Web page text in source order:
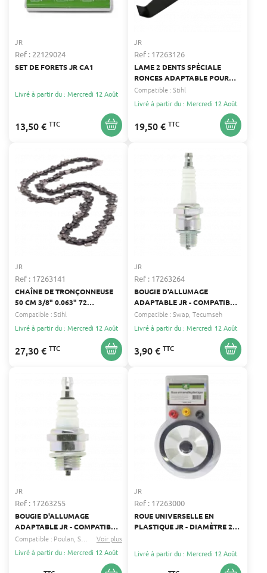
JR
Ref : 22129024
SET DE FORETS JR CA1
Livré à partir du : Mercredi 12 Août
13,50 € TTC
JR
Ref : 17263126
LAME 2 DENTS SPÉCIALE
RONCES ADAPTABLE POUR
DÉBROUSSAILLEUSE
Compatible :Stihl
Livré à partir du : Mercredi 12 Août
19,50 € TTC
JR
Ref : 17263141
CHAÎNE DE TRONÇONNEUSE
50 CM 3/8" 0.063" 72
ENTRAÎNEURS -
COMPATIBILITÉ AEG,
LOGOSOL, STIHL
Compatible :Stihl
Livré à partir du : Mercredi 12 Août
27,30 € TTC
JR
Ref : 17263264
BOUGIE D'ALLUMAGE
ADAPTABLE JR - COMPATIBLE
CHAMPION L86C, NGK B6HS,
BOSCH W8AC, TORCH E6C,
DENZO W14FU
Compatible :Swap Tecumseh
Livré à partir du : Mercredi 12 Août
3,90 € TTC
JR
Ref : 17263255
BOUGIE D'ALLUMAGE
ADAPTABLE JR - COMPATIBLE
CHAMPION RCJ8, NGK BMR6A,
BOSCH WSR8E, TORCH L6RC
Compatible : Poulan Solo ...Voir plus
Livré à partir du : Mercredi 12 Août
JR
Ref : 17263000
ROUE UNIVERSELLE EN
PLASTIQUE JR - DIAMÈTRE 200
Livré à partir du : Mercredi 12 Août